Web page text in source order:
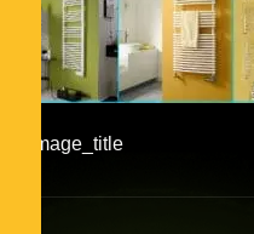
#image_title